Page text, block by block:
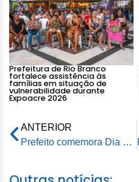
Prefeitura de Rio Branco
fortalece assistência às
famílias em situação de
vulnerabilidade durante
Expoacre 2026
ANTERIOR
Prefeito comemora Dia Nacional dos Garis com café da manhã e apresenta nova frota de caminhões coletores de lixo